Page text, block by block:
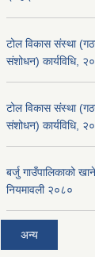
टोल विकास संस्था
संशोधन) कार्यविधि,
टोल विकास संस्था
संशोधन) कार्यविधि,
बर्जु गाउँपालिकाको
नियमावली २०८०
अन्य